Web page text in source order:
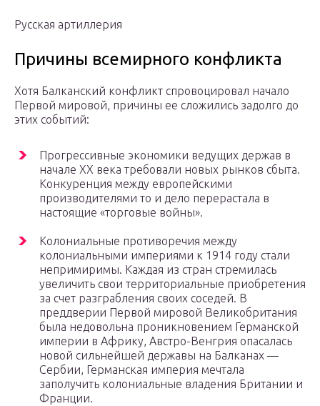
Русская артиллерия
Причины всемирного конфликта
Хотя Балканский конфликт спровоцировал начало
Первой мировой, причины ее сложились задолго до
этих событий:
Прогрессивные экономики ведущих держав в
начале XX века требовали новых рынков сбыта.
Конкуренция между европейскими
производителями то и дело перерастала в
настоящие «торговые войны».
Колониальные противоречия между
колониальными империями к 1914 году стали
непримиримы. Каждая из стран стремилась
увеличить свои территориальные приобретения
за счет разграбления своих соседей. В
преддверии Первой мировой Великобритания
была недовольна проникновением Германской
империи в Африку, Австро-Венгрия опасалась
новой сильнейшей державы на Балканах —
Сербии, Германская империя мечтала
заполучить колониальные владения Британии и
Франции.